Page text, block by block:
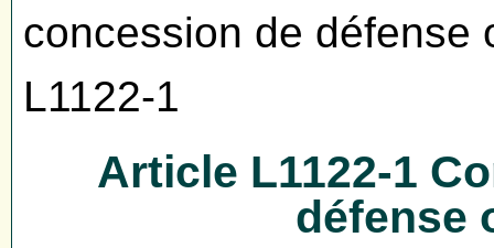
concession de défense
L1122-1
Article L1122-1
défense